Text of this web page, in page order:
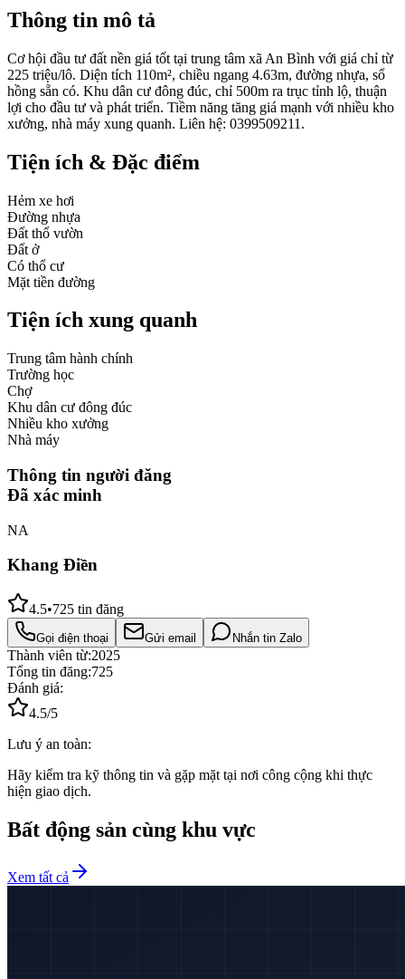
Thông tin mô tả
Cơ hội đầu tư đất nền giá tốt tại trung tâm xã An Bình với giá chỉ từ
225 triệu/lô. Diện tích 110m², chiều ngang 4.63m, đường nhựa, sổ
hồng sẵn có. Khu dân cư đông đúc, chỉ 500m ra trục tỉnh lộ, thuận
lợi cho đầu tư và phát triển. Tiềm năng tăng giá mạnh với nhiều kho
xưởng, nhà máy xung quanh. Liên hệ: 0399509211.
Tiện ích & Đặc điểm
Hẻm xe hơi
Đường nhựa
Đất thổ vườn
Đất ở
Có thổ cư
Mặt tiền đường
Tiện ích xung quanh
Trung tâm hành chính
Trường học
Chợ
Khu dân cư đông đúc
Nhiều kho xưởng
Nhà máy
Thông tin người đăng
Đã xác minh
NA
Khang Điền
4.5•725 tin đăng
Gọi điện thoại Gửi email Nhắn tin Zalo
Thành viên từ:2025
Tổng tin đăng:725
Đánh giá:
4.5/5
Lưu ý an toàn:
Hãy kiểm tra kỹ thông tin và gặp mặt tại nơi công cộng khi thực
hiện giao dịch.
Bất động sản cùng khu vực
Xem tất cả